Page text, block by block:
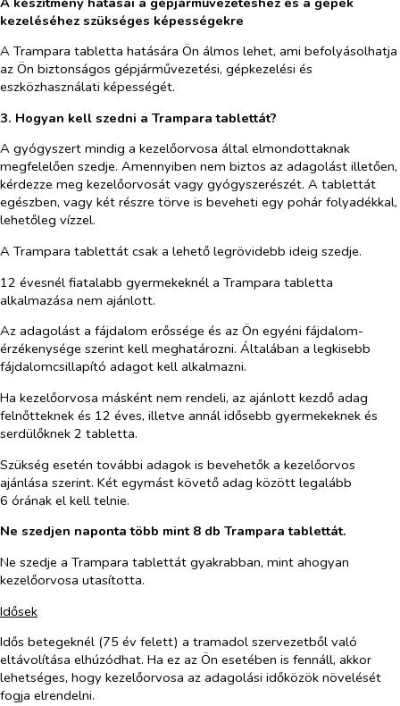
kezeléséhez szükséges képességekre
A Trampara tabletta hatására Ön álmos lehet, ami befolyásolhatja
az Ön biztonságos gépjárművezetési, gépkezelési és
eszközhasználati képességét.
3. Hogyan kell szedni a Trampara tablettát?
A gyógyszert mindig a kezelőorvosa által elmondottaknak
megfelelően szedje. Amennyiben nem biztos az adagolást illetően,
kérdezze meg kezelőorvosát vagy gyógyszerészét. A tablettát
egészben, vagy két részre törve is beveheti egy pohár folyadékkal,
lehetőleg vízzel.
A Trampara tablettát csak a lehető legrövidebb ideig szedje.
12 évesnél fiatalabb gyermekeknél a Trampara tabletta
alkalmazása nem ajánlott.
Az adagolást a fájdalom erőssége és az Ön egyéni fájdalom-
érzékenysége szerint kell meghatározni. Általában a legkisebb
fájdalomcsillapító adagot kell alkalmazni.
Ha kezelőorvosa másként nem rendeli, az ajánlott kezdő adag
felnőtteknek és 12 éves, illetve annál idősebb gyermekeknek és
serdülőknek 2 tabletta.
Szükség esetén további adagok is bevehetők a kezelőorvos
ajánlása szerint. Két egymást követő adag között legalább
6 órának el kell telnie.
Ne szedjen naponta több mint 8 db Trampara tablettát.
Ne szedje a Trampara tablettát gyakrabban, mint ahogyan
kezelőorvosa utasította.
Idősek
Idős betegeknél (75 év felett) a tramadol szervezetből való
eltávolítása elhúzódhat. Ha ez az Ön esetében is fennáll, akkor
lehetséges, hogy kezelőorvosa az adagolási időközök növelését
fogja elrendelni.